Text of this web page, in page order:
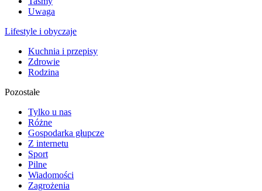
Uwaga
Lifestyle i obyczaje
Kuchnia i przepisy
Zdrowie
Rodzina
Pozostałe
Tylko u nas
Różne
Gospodarka głupcze
Z internetu
Sport
Pilne
Wiadomości
Zagrożenia